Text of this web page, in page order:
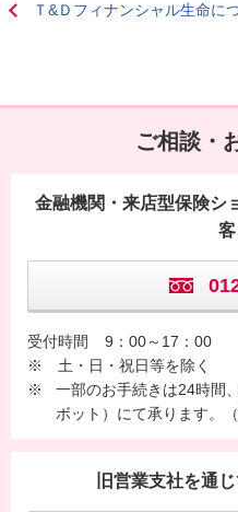
Ｔ&Ｄフィナンシャル生命に
ご相談・
金融機関・来店型保険シ
客
受付時間
9：00～17：00
※ 土・日・祝日等を除く
※
一部のお手続きは24時間
ボット）にて承ります。
旧営業支社を通